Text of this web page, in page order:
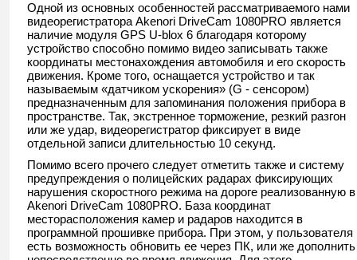
Одной из основных особенностей рассматриваемого нами
видеорегистратора Akenori DriveCam 1080PRO является
наличие модуля GPS U-blox 6 благодаря которому
устройство способно помимо видео записывать также
координаты местонахождения автомобиля и его скорость
движения. Кроме того, оснащается устройство и так
называемым «датчиком ускорения» (G - сенсором)
предназначенным для запоминания положения прибора в
пространстве. Так, экстренное торможение, резкий разгон
или же удар, видеорегистратор фиксирует в виде
отдельной записи длительностью 10 секунд.
Помимо всего прочего следует отметить также и систему
предупреждения о полицейских радарах фиксирующих
нарушения скоростного режима на дороге реализованную в
Akenori DriveCam 1080PRO. База координат
месторасположения камер и радаров находится в
программной прошивке прибора. При этом, у пользователя
есть возможность обновить ее через ПК, или же дополнить